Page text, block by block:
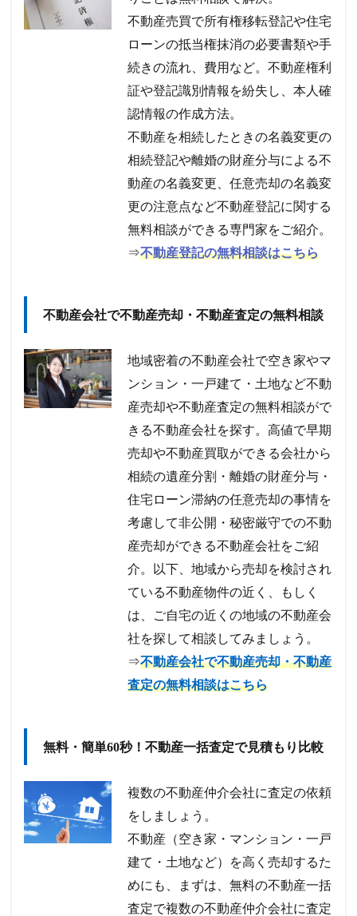
不動産売買で所有権移転登記や住宅
ローンの抵当権抹消の必要書類や手
続きの流れ、費用など。不動産権利
証や登記識別情報を紛失し、本人確
認情報の作成方法。
不動産を相続したときの名義変更の
相続登記や離婚の財産分与による不
動産の名義変更、任意売却の名義変
更の注意点など不動産登記に関する
無料相談ができる専門家をご紹介。
⇒不動産登記の無料相談はこちら
不動産会社で不動産売却・不動産査定の無料相談
地域密着の不動産会社で空き家やマ
ンション・一戸建て・土地など不動
産売却や不動産査定の無料相談がで
きる不動産会社を探す。高値で早期
売却や不動産買取ができる会社から
相続の遺産分割・離婚の財産分与・
住宅ローン滞納の任意売却の事情を
考慮して非公開・秘密厳守での不動
産売却ができる不動産会社をご紹
介。以下、地域から売却を検討され
ている不動産物件の近く、もしく
は、ご自宅の近くの地域の不動産会
社を探して相談してみましょう。
⇒不動産会社で不動産売却・不動産
査定の無料相談はこちら
無料・簡単60秒！不動産一括査定で見積もり比較
複数の不動産仲介会社に査定の依頼
をしましょう。
不動産（空き家・マンション・一戸
建て・土地など）を高く売却するた
めにも、まずは、無料の不動産一括
査定で複数の不動産仲介会社に査定